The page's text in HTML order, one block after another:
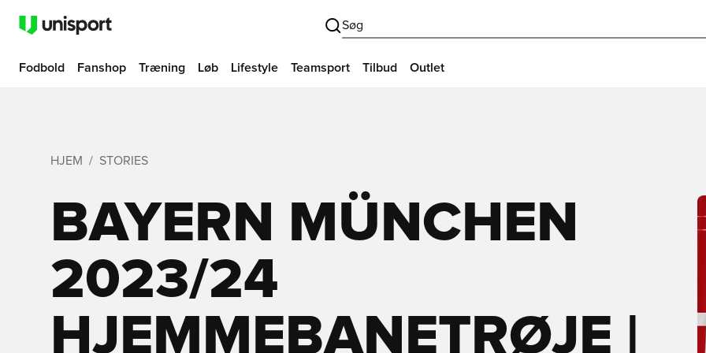
Søg
Fodbold Fanshop Træning Løb Lifestyle Teamsport Tilbud Outlet
HJEM STORIES
BAYERN MÜNCHEN
2023/24
HJEMMEBANETRØJE |